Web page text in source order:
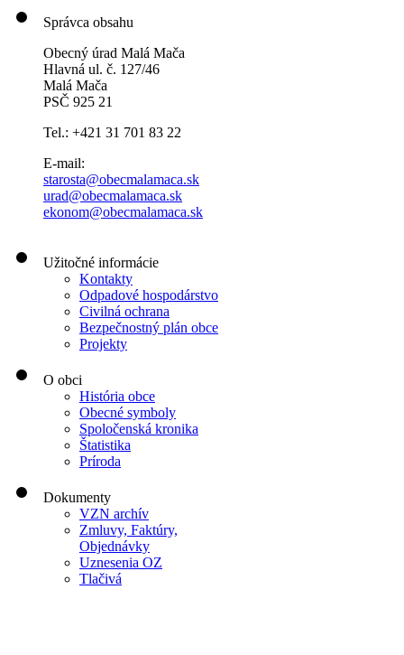
Správca obsahu
Obecný úrad Malá Mača
Hlavná ul. č. 127/46
Malá Mača
PSČ 925 21
Tel.: +421 31 701 83 22
E-mail:
starosta@obecmalamaca.sk
urad@obecmalamaca.sk
ekonom@obecmalamaca.sk
Užitočné informácie
Kontakty
Odpadové hospodárstvo
Civilná ochrana
Bezpečnostný plán obce
Projekty
O obci
História obce
Obecné symboly
Spoločenská kronika
Štatistika
Príroda
Dokumenty
VZN archív
Zmluvy, Faktúry,
Objednávky
Uznesenia OZ
Tlačivá